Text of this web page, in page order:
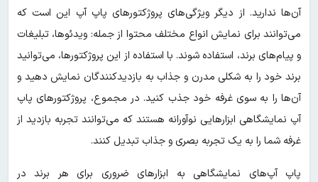
آن‌ها ندارید. از دیگر ویژگی‌های پروژکتورهای پاپ آپ این است که
می‌توانند برای نمایش انواع مختلف محتوا از جمله: ویدئوها، تبلیغات
و پیام‌های برند، استفاده شوند. با استفاده از این پروژکتورها، می‌توانید
برند خود را به شکلی مدرن و جذاب به بازدیدکنندگان نمایش دهید و
آن‌ها را به سوی غرفه خود جذب کنید. در مجموع، پروژکتورهای پاپ
آپ نمایشگاهی ابزارهایی نوآورانه هستند که می‌توانند تجربه بازدید از
غرفه شما را به یک تجربه بصری و جذاب تبدیل کنند.
پاپ آپ‌های نمایشگاهی به ابزارهای ضروری برای هر برند در